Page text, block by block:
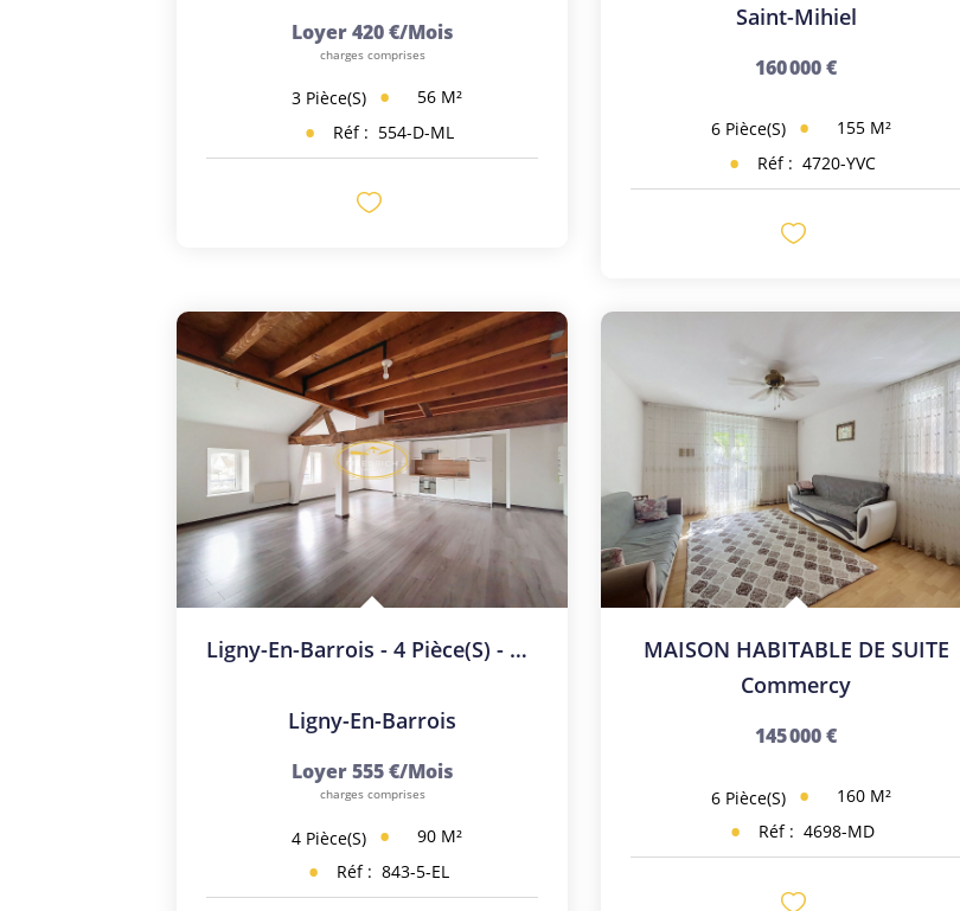
Loyer 420 €/mois
charges comprises
3 Pièce(s) 56 M²
Réf : 554-D-ML
Saint-Mihiel
160 000 €
6 Pièce(s) 155 M²
Réf : 4720-YVC
Ligny-En-Barrois - 4 Pièce(s) - 90 M2
Ligny-En-Barrois
Loyer 555 €/mois
charges comprises
4 Pièce(s) 90 M²
Réf : 843-5-EL
MAISON HABITABLE DE SUITE
Commercy
145 000 €
6 Pièce(s) 160 M²
Réf : 4698-MD